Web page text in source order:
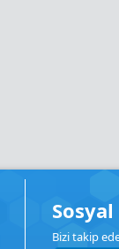
Bizi takip